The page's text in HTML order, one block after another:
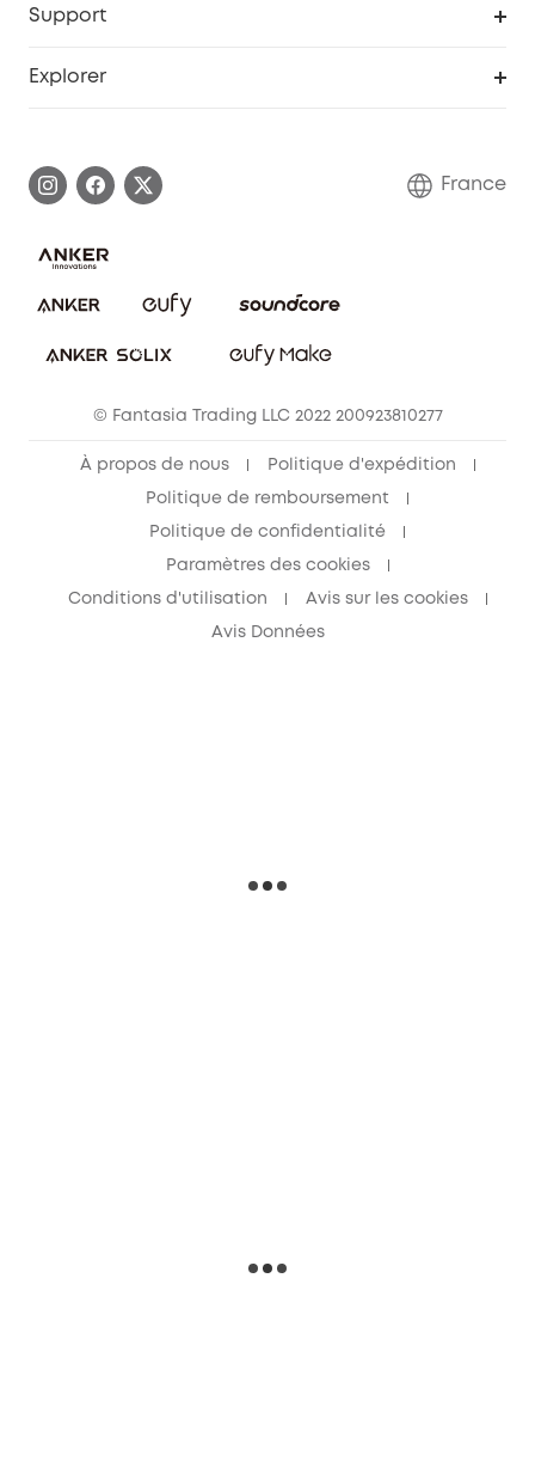
Support
Annuler la commande
Explorer
Communauté eufy Security
France
© Fantasia Trading LLC 2022 200923810277
À propos de nous Politique d'expédition
Politique de remboursement
Politique de confidentialité
Paramètres des cookies
Conditions d'utilisation Avis sur les cookies
Avis Données